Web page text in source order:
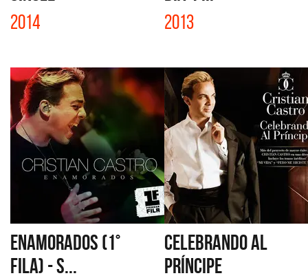
2014 2013
ENAMORADOS (1°
FILA) - S...
CELEBRANDO AL
PRÍNCIPE